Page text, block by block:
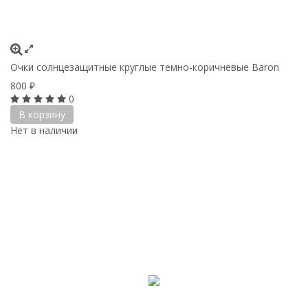
Очки солнцезащитные круглые темно-коричневые Baron
800 ₽
0
В корзину
Нет в наличии